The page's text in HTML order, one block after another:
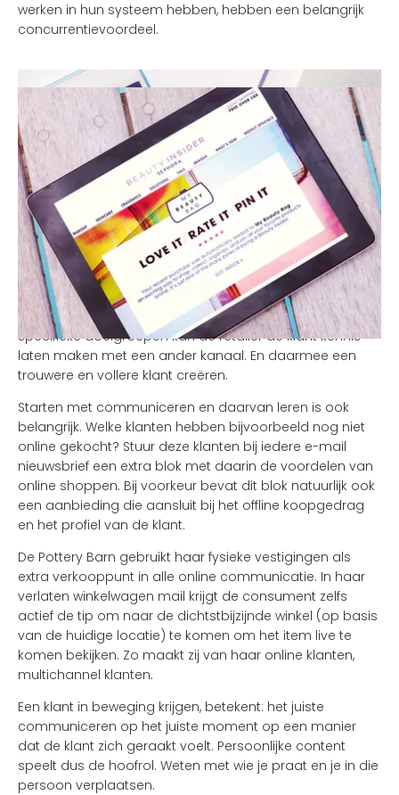
werken in hun systeem hebben, hebben een belangrijk
concurrentievoordeel.
Hoe kan een retailer dat concurrentievoordeel pakken?
We weten bijvoorbeeld dat klanten die via meerdere
kanalen bij een retailer kopen, verhoudingsgewijs loyaler
zijn en ook meer besteden, tot wel 2 tot 3 keer zoveel.
Daar ligt voor veel retailers een grote kans en een mooi
vertrekpunt. Hoeveel klanten maken bijvoorbeeld gebruik
van slechts één kanaal. En hoe kan de retailer deze
klanten ertoe bewegen om van meerdere kanalen
gebruik te maken?
Met gerichte en persoonlijke aanbiedingen voor
specifieke doelgroepen kan de retailer de klant kennis
laten maken met een ander kanaal. En daarmee een
trouwere en vollere klant creëren.
Starten met communiceren en daarvan leren is ook
belangrijk. Welke klanten hebben bijvoorbeeld nog niet
online gekocht? Stuur deze klanten bij iedere e-mail
nieuwsbrief een extra blok met daarin de voordelen van
online shoppen. Bij voorkeur bevat dit blok natuurlijk ook
een aanbieding die aansluit bij het offline koopgedrag
en het profiel van de klant.
De Pottery Barn gebruikt haar fysieke vestigingen als
extra verkooppunt in alle online communicatie. In haar
verlaten winkelwagen mail krijgt de consument zelfs
actief de tip om naar de dichtstbijzijnde winkel (op basis
van de huidige locatie) te komen om het item live te
komen bekijken. Zo maakt zij van haar online klanten,
multichannel klanten.
Een klant in beweging krijgen, betekent: het juiste
communiceren op het juiste moment op een manier
dat de klant zich geraakt voelt. Persoonlijke content
speelt dus de hoofrol. Weten met wie je praat en je in die
persoon verplaatsen.